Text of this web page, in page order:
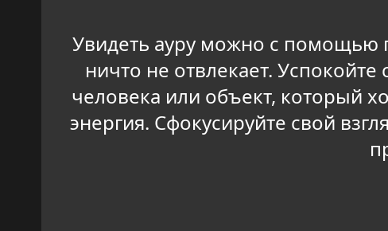
Увидеть ауру можно с помощью
ничто не отвлекает.
человека или объект, который
энергия. Сфокусируйте свой